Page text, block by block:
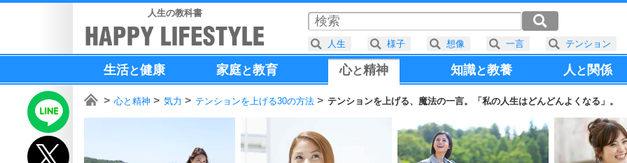
人生の教科書
生活と健康 家庭と教育 心と精神 知識と教養 人と 関係
心と精神 気力 テンションを上げる30の方法 テンションを上げる、魔法の一言。「私の人生はどんどんよくなる」。
人生 様子 想像 一言 テンション